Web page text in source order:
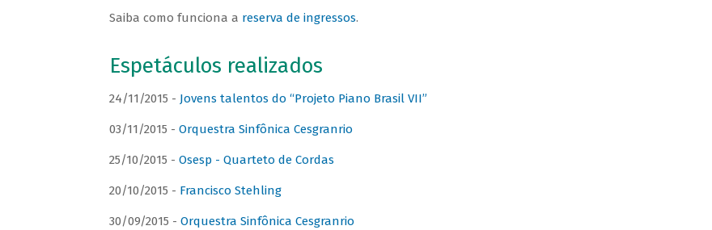
Saiba como funciona a reserva de ingressos.
Espetáculos realizados
24/11/2015 - Jovens talentos do “Projeto Piano Brasil VII”
03/11/2015 - Orquestra Sinfônica Cesgranrio
25/10/2015 - Osesp - Quarteto de Cordas
20/10/2015 - Francisco Stehling
30/09/2015 - Orquestra Sinfônica Cesgranrio